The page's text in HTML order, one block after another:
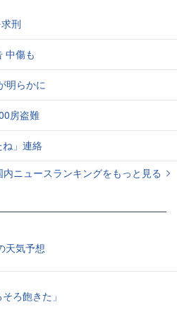
刑
中傷も
明らかに
房盗難
」連絡
内ニュースランキングをもっと見る
天気予想
ろ飽きた」